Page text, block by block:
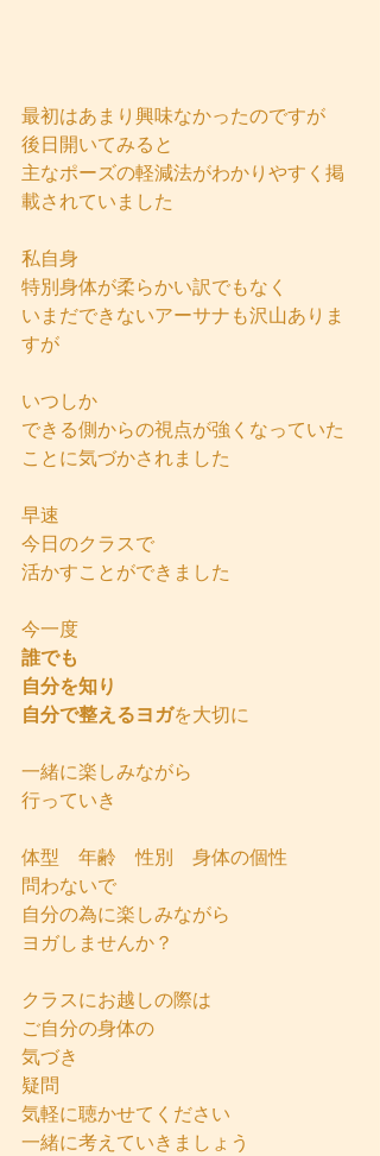
最初はあまり興味なかったのですが
後日開いてみると
主なポーズの軽減法がわかりやすく掲
載されていました
私自身
特別身体が柔らかい訳でもなく
いまだできないアーサナも沢山ありま
すが
いつしか
できる側からの視点が強くなっていた
ことに気づかされました
早速
今日のクラスで
活かすことができました
今一度
誰でも
自分を知り
自分で整えるヨガを大切に
一緒に楽しみながら
行っていき
体型　年齢　性別　身体の個性
問わないで
自分の為に楽しみながら
ヨガしませんか？
クラスにお越しの際は
ご自分の身体の
気づき
疑問
気軽に聴かせてください
一緒に考えていきましょう